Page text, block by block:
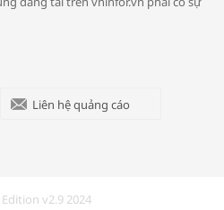
thương cho em
Liên hệ quảng cáo
v2.9 2024